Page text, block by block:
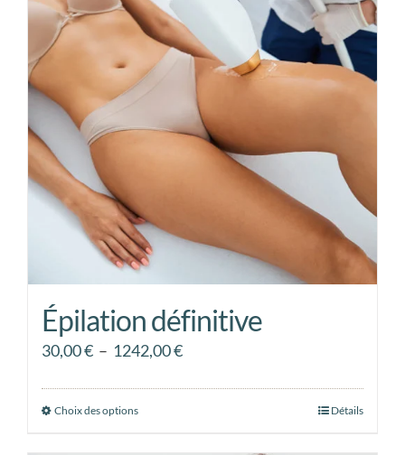
Épilation définitive
30,00€ – 1242,00€Plage
prix :
Choix des optionsCe
Détails